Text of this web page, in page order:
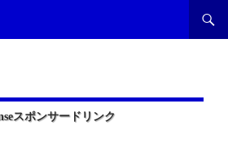
スポンサードリンク